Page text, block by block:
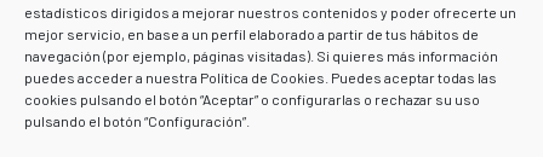
estadísticos dirigidos a mejorar nuestros contenidos y poder ofrecerte un
mejor servicio, en base a un perfil elaborado a partir de tus hábitos de
navegación (por ejemplo, páginas visitadas). Si quieres más información
puedes acceder a nuestra Política de Cookies. Puedes aceptar todas las
cookies pulsando el botón “Aceptar” o configurarlas o rechazar su uso
pulsando el botón “Configuración”.
Términos y condiciones